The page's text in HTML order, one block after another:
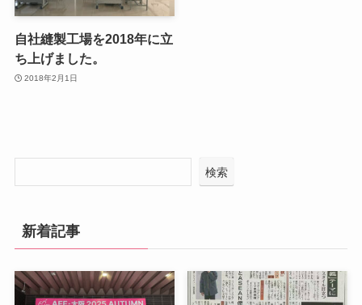
自社縫製工場を2018年に立
ち上げました。
2018年2月1日
検索
新着記事